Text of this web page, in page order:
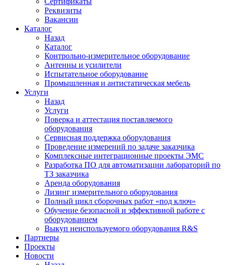
Реквизиты
Вакансии
Каталог
Назад
Каталог
Контрольно-измерительное оборудование
Антенны и усилители
Испытательное оборудование
Промышленная и антистатическая мебель
Услуги
Назад
Услуги
Поверка и аттестация поставляемого
оборудования
Сервисная поддержка оборудования
Проведение измерений по задаче заказчика
Комплексные интеграционные проекты ЭМС
Разработка ПО для автоматизации лабораторий по
ТЗ заказчика
Аренда оборудования
Лизинг измерительного оборудования
Полный цикл сборочных работ «под ключ»
Обучение безопасной и эффективной работе с
оборудованием
Выкуп неиспользуемого оборудования R&S
Партнеры
Проекты
Новости